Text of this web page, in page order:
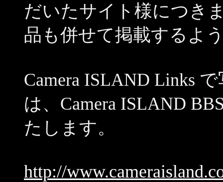
だいたサイト様につき
品も併せて掲載するよ
Camera ISLAND Links
は、Camera ISLAND
たします。
http://